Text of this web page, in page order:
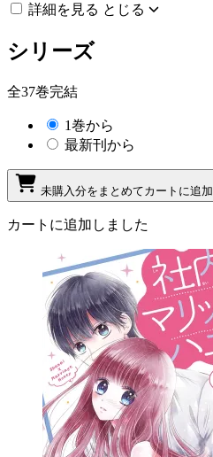
詳細を見る とじる
シリーズ
全37巻完結
1巻から
最新刊から
未購入分をまとめてカートに追加
カートに追加しました